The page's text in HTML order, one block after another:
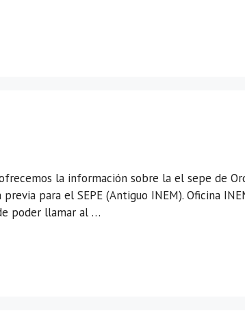
la información sobre la el sepe de
para el SEPE (Antiguo INEM). Oficina
poder llamar al …